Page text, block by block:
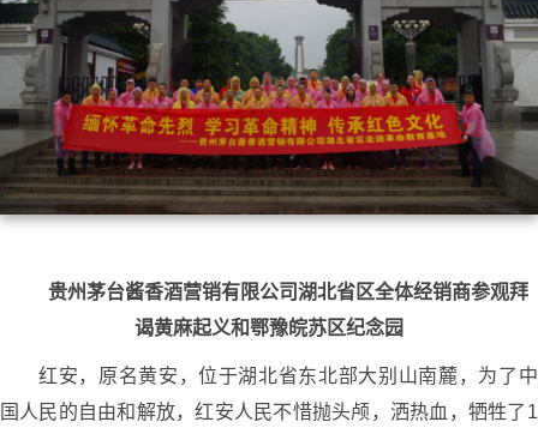
贵州茅台酱香酒营销有限公司湖北省区全体经销商参观拜
谒黄麻起义和鄂豫皖苏区纪念园
红安，原名黄安，位于湖北省东北部大别山南麓，为了中
国人民的自由和解放，红安人民不惜抛头颅，洒热血，牺牲了1